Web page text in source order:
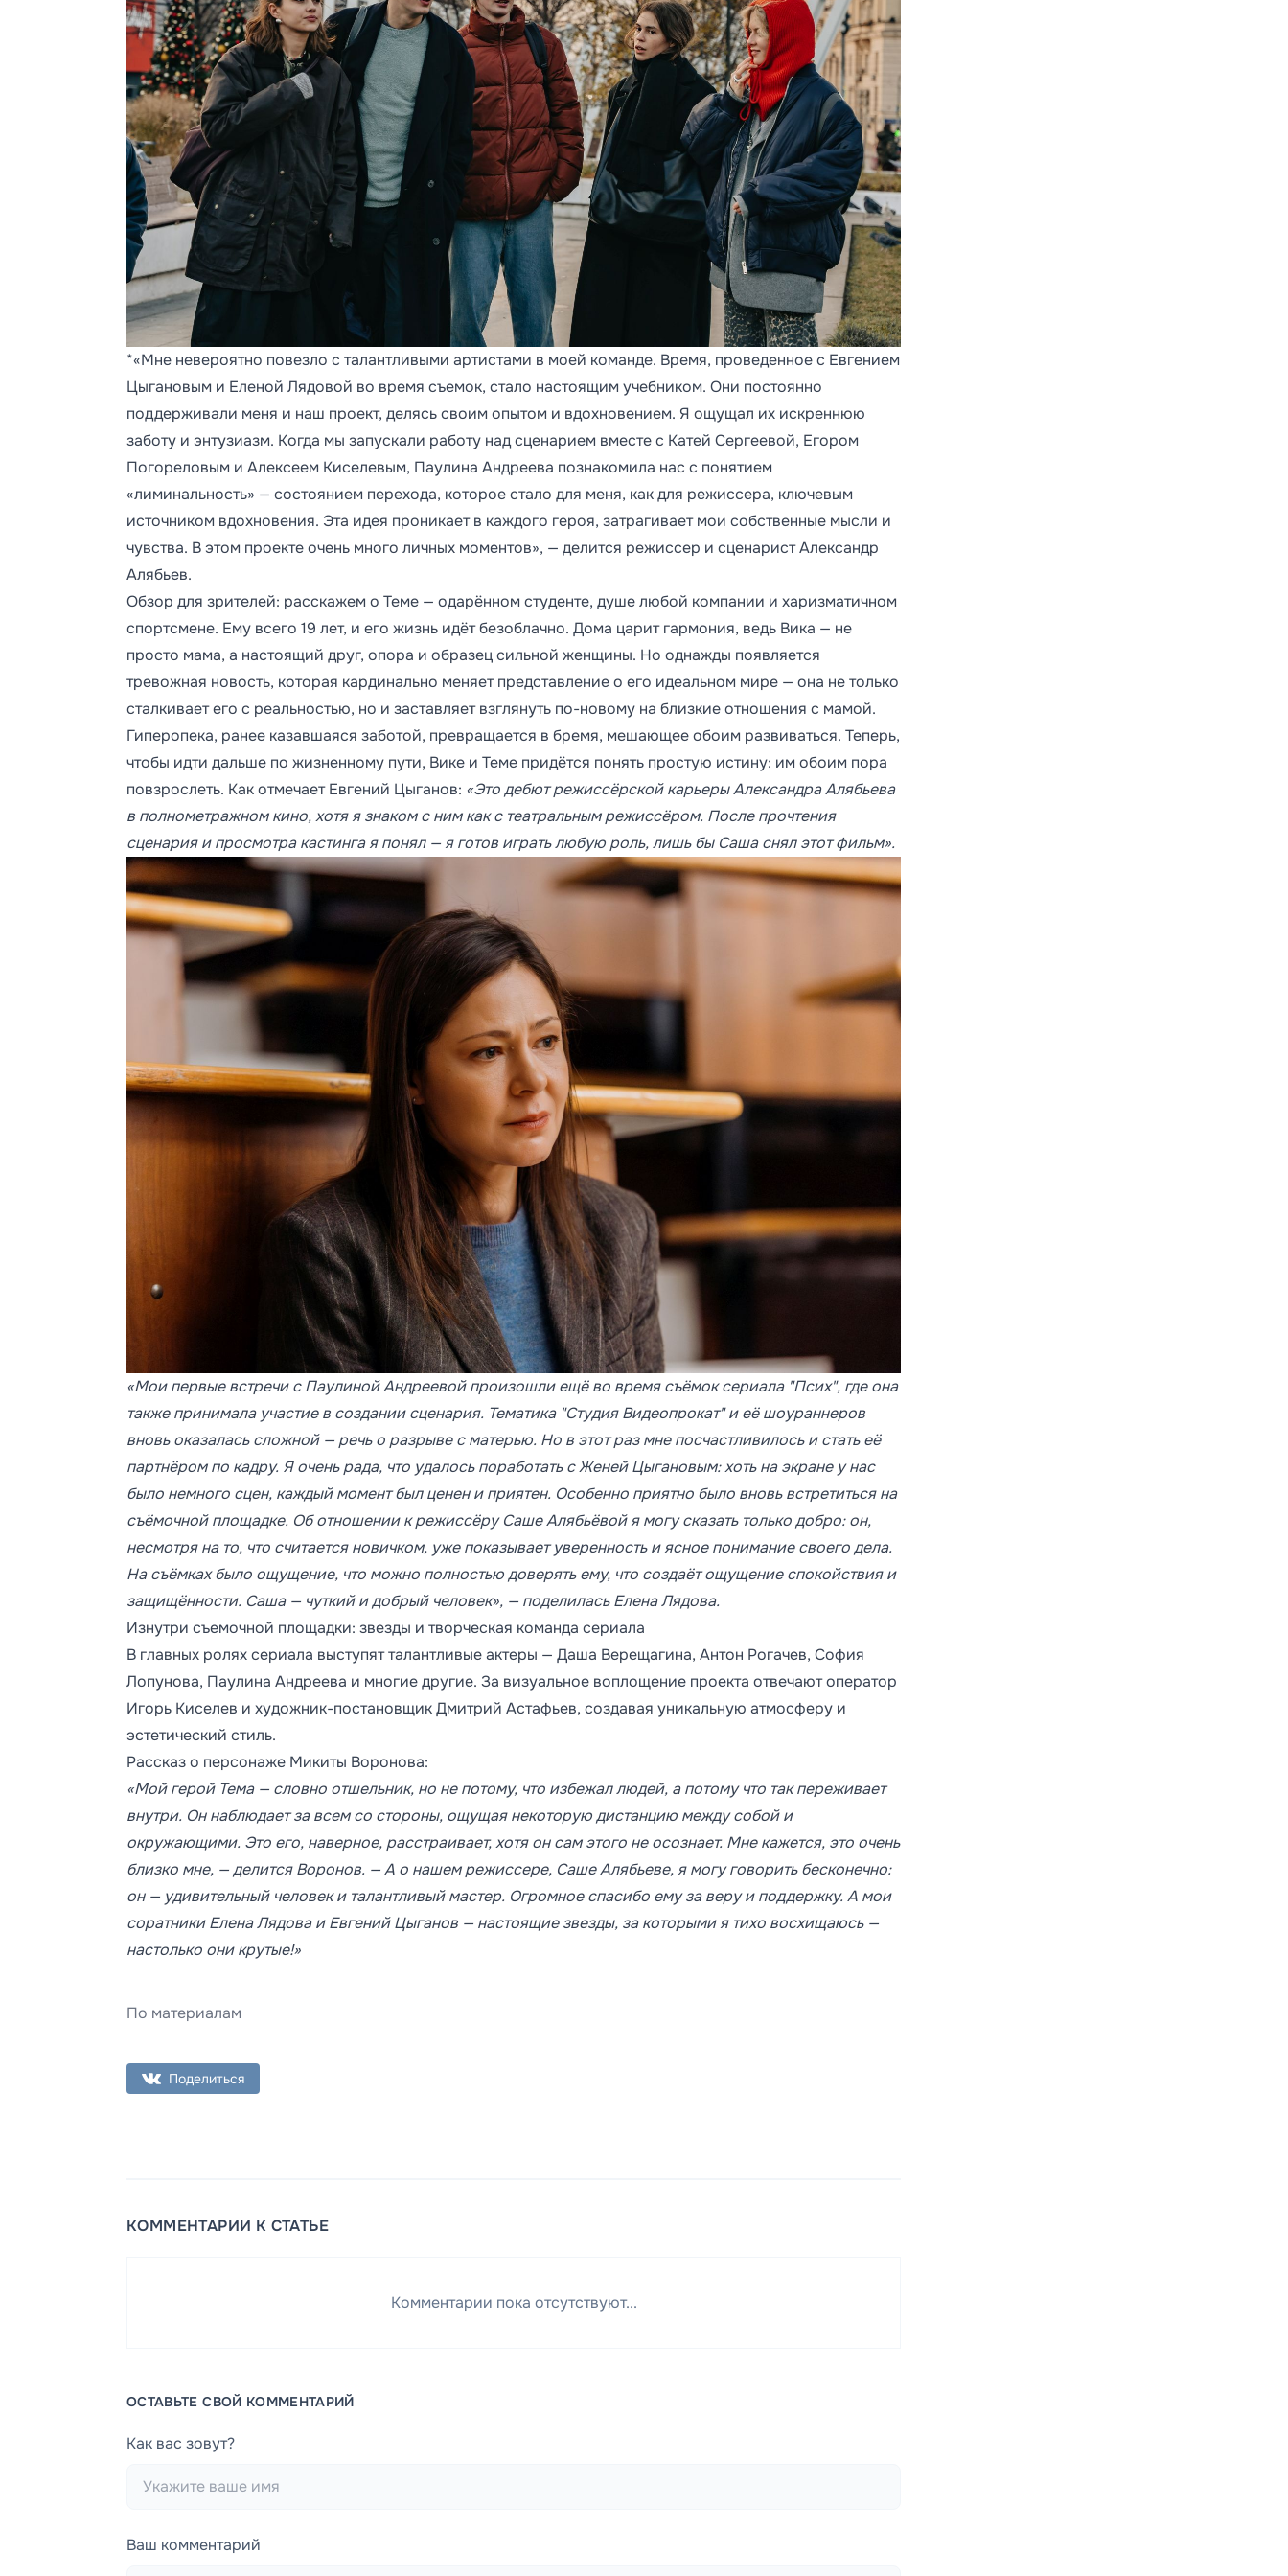
*«Мне невероятно повезло с талантливыми артистами в моей команде. Время, проведенное с Евгением
Цыгановым и Еленой Лядовой во время съемок, стало настоящим учебником. Они постоянно
поддерживали меня и наш проект, делясь своим опытом и вдохновением. Я ощущал их искреннюю
заботу и энтузиазм. Когда мы запускали работу над сценарием вместе с Катей Сергеевой, Егором
Погореловым и Алексеем Киселевым, Паулина Андреева познакомила нас с понятием
«лиминальность» — состоянием перехода, которое стало для меня, как для режиссера, ключевым
источником вдохновения. Эта идея проникает в каждого героя, затрагивает мои собственные мысли и
чувства. В этом проекте очень много личных моментов», — делится режиссер и сценарист Александр
Алябьев.
Обзор для зрителей: расскажем о Теме — одарённом студенте, душе любой компании и харизматичном
спортсмене. Ему всего 19 лет, и его жизнь идёт безоблачно. Дома царит гармония, ведь Вика — не
просто мама, а настоящий друг, опора и образец сильной женщины. Но однажды появляется
тревожная новость, которая кардинально меняет представление о его идеальном мире — она не только
сталкивает его с реальностью, но и заставляет взглянуть по-новому на близкие отношения с мамой.
Гиперопека, ранее казавшаяся заботой, превращается в бремя, мешающее обоим развиваться. Теперь,
чтобы идти дальше по жизненному пути, Вике и Теме придётся понять простую истину: им обоим пора
повзрослеть. Как отмечает Евгений Цыганов: «Это дебют режиссёрской карьеры Александра Алябьева
в полнометражном кино, хотя я знаком с ним как с театральным режиссёром. После прочтения
сценария и просмотра кастинга я понял — я готов играть любую роль, лишь бы Саша снял этот фильм».
«Мои первые встречи с Паулиной Андреевой произошли ещё во время съёмок сериала "Псих", где она
также принимала участие в создании сценария. Тематика "Студия Видеопрокат" и её шоураннеров
вновь оказалась сложной — речь о разрыве с матерью. Но в этот раз мне посчастливилось и стать её
партнёром по кадру. Я очень рада, что удалось поработать с Женей Цыгановым: хоть на экране у нас
было немного сцен, каждый момент был ценен и приятен. Особенно приятно было вновь встретиться на
съёмочной площадке. Об отношении к режиссёру Саше Алябьёвой я могу сказать только добро: он,
несмотря на то, что считается новичком, уже показывает уверенность и ясное понимание своего дела.
На съёмках было ощущение, что можно полностью доверять ему, что создаёт ощущение спокойствия и
защищённости. Саша — чуткий и добрый человек», — поделилась Елена Лядова.
Изнутри съемочной площадки: звезды и творческая команда сериала
В главных ролях сериала выступят талантливые актеры — Даша Верещагина, Антон Рогачев, София
Лопунова, Паулина Андреева и многие другие. За визуальное воплощение проекта отвечают оператор
Игорь Киселев и художник-постановщик Дмитрий Астафьев, создавая уникальную атмосферу и
эстетический стиль.
Рассказ о персонаже Микиты Воронова:
«Мой герой Тема — словно отшельник, но не потому, что избежал людей, а потому что так переживает
внутри. Он наблюдает за всем со стороны, ощущая некоторую дистанцию между собой и
окружающими. Это его, наверное, расстраивает, хотя он сам этого не осознает. Мне кажется, это очень
близко мне, — делится Воронов. — А о нашем режиссере, Саше Алябьеве, я могу говорить бесконечно:
он — удивительный человек и талантливый мастер. Огромное спасибо ему за веру и поддержку. А мои
соратники Елена Лядова и Евгений Цыганов — настоящие звезды, за которыми я тихо восхищаюсь —
настолько они крутые!»
По материалам
Поделиться
КОММЕНТАРИИ К СТАТЬЕ
Комментарии пока отсутствуют...
ОСТАВЬТЕ СВОЙ КОММЕНТАРИЙ
Как вас зовут?
Ваш комментарий